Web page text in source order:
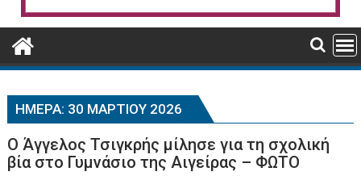
ΗΜΈΡΑ: 30 ΜΑΡΤΊΟΥ 2026
Ο Άγγελος Τσιγκρής μίλησε για τη σχολική
βία στο Γυμνάσιο της Αιγείρας – ΦΩΤΟ